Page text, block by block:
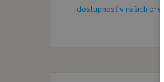
dostupnosť v našich